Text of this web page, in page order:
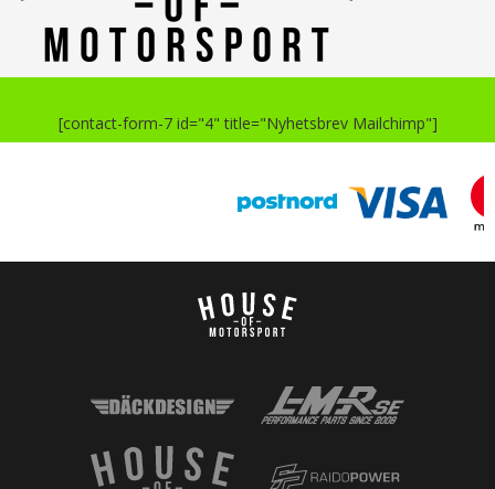
[contact-form-7 id="4" title="Nyhetsbrev Mailchimp"]